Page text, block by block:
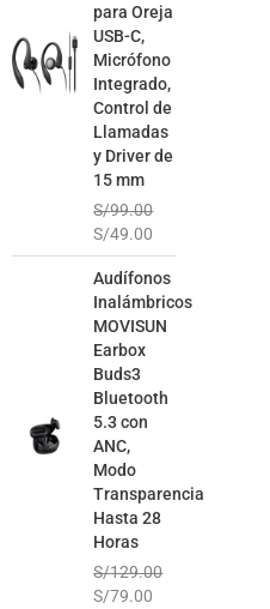
para Oreja
USB-C,
Micrófono
Integrado,
Control de
Llamadas
y Driver de
15 mm
S/99.00
S/49.00
Audífonos
Inalámbricos
MOVISUN
Earbox
Buds3
Bluetooth
5.3 con
ANC,
Modo
Transparencia
Hasta 28
Horas
S/129.00
precio
era:
S/129.00.
S/79.00
precio